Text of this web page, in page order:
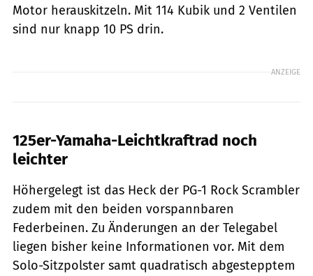
Motor herauskitzeln. Mit 114 Kubik und 2 Ventilen
sind nur knapp 10 PS drin.
ANZEIGE
125er-Yamaha-Leichtkraftrad noch
leichter
Höhergelegt ist das Heck der PG-1 Rock Scrambler
zudem mit den beiden vorspannbaren
Federbeinen. Zu Änderungen an der Telegabel
liegen bisher keine Informationen vor. Mit dem
Solo-Sitzpolster samt quadratisch abgestepptem